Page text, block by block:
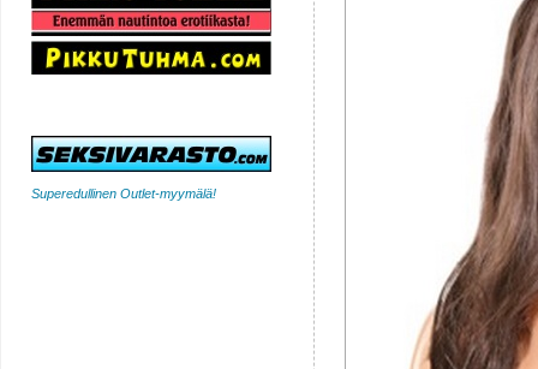
Superedullinen Outlet-myymälä!